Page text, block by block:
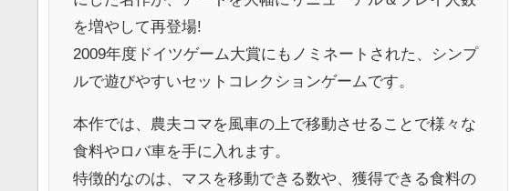
を増やして再登場!
2009年度ドイツゲーム大賞にもノミネートされた、シンプ
ルで遊びやすいセットコレクションゲームです。
本作では、農夫コマを風車の上で移動させることで様々な
食料やロバ車を手に入れます。
特徴的なのは、マスを移動できる数や、獲得できる食料の